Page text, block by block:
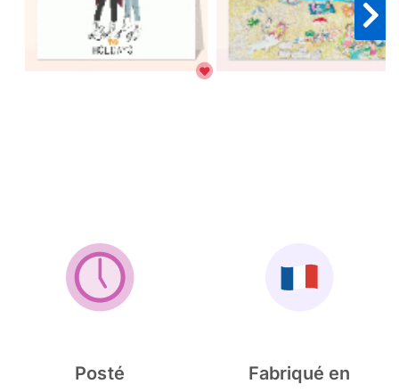
Posté
Fabriqué en